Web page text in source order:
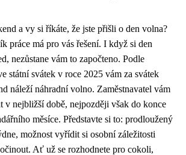
a vy si říkáte, že jste přišli o den volna?
práce má pro vás řešení. I když si den
nezůstane vám to započteno. Podle
státní svátek v roce 2025 vám za svátek
náleží náhradní volno. Zaměstnavatel vám
v nejbližší době, nejpozději však do konce
měsíce. Představte si to: prodloužený
možnost vyřídit si osobní záležitosti
Ať už se rozhodnete pro cokoli,